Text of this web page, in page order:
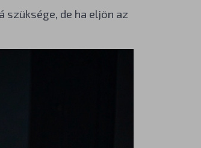
szüksége, de ha eljön az